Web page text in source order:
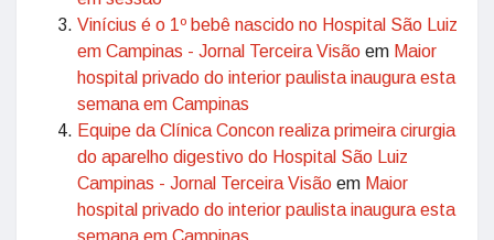
Vinícius é o 1º bebê nascido no Hospital São Luiz
em Campinas - Jornal Terceira Visão em Maior
hospital privado do interior paulista inaugura esta
semana em Campinas
Equipe da Clínica Concon realiza primeira cirurgia
do aparelho digestivo do Hospital São Luiz
Campinas - Jornal Terceira Visão em Maior
hospital privado do interior paulista inaugura esta
semana em Campinas